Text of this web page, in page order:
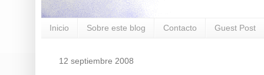
Inicio Sobre este blog Contacto Guest Post
12 septiembre 2008